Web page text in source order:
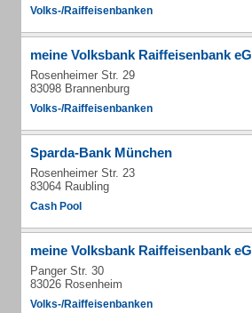
Volks-/Raiffeisenbanken
meine Volksbank Raiffeisenbank eG
Rosenheimer Str. 29
83098 Brannenburg
Volks-/Raiffeisenbanken
Sparda-Bank München
Rosenheimer Str. 23
83064 Raubling
Cash Pool
meine Volksbank Raiffeisenbank eG
Panger Str. 30
83026 Rosenheim
Volks-/Raiffeisenbanken